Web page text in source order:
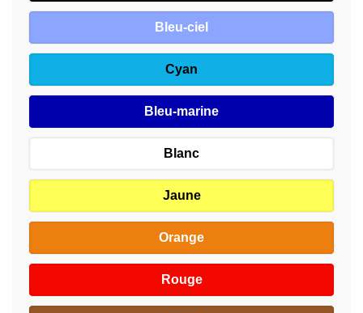
Bleu-ciel
Cyan
Bleu-marine
Blanc
Jaune
Orange
Rouge